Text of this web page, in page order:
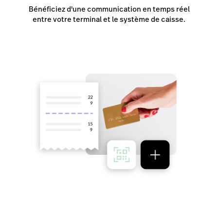
Bénéficiez d'une communication en temps réel
entre votre terminal et le système de caisse.